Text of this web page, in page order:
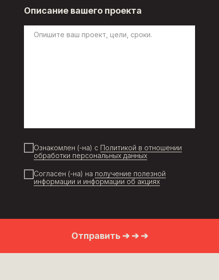
Описание вашего проекта
Ознакомлен (-на) с Политикой в отношении
обработки персональных данных
Согласен (-на) на получение полезной
информации и информации об акциях
Отправить ➔ ➔ ➔